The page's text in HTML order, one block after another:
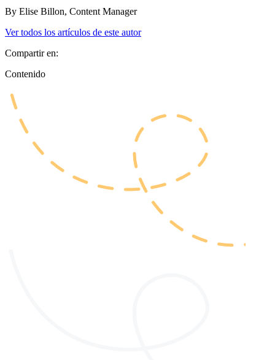
By Elise Billon, Content Manager
Ver todos los artículos de este autor
Compartir en:
Contenido